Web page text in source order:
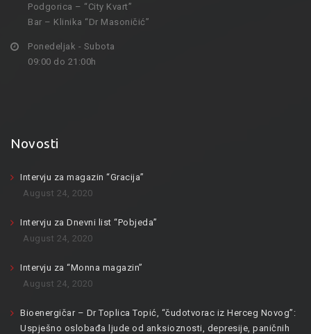
Podgorica – “City Kvart”
Bar – Klinika “Dr Masoničić”
Ponedeljak - Subota
09:00 do 21:00h
Novosti
Intervju za magazin “Gracija”
August 24, 2020
Intervju za Dnevni list “Pobjeda”
August 24, 2020
Intervju za “Monna magazin”
August 24, 2020
Bioenergičar – Dr Toplica Topić, “čudotvorac iz Herceg Novog”:
Uspješno oslobađa ljude od anksioznosti, depresije, paničnih